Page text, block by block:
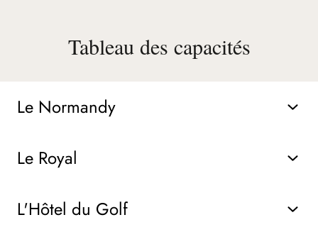
Tableau des capacités
Le Normandy
Le Royal
L'Hôtel du Golf